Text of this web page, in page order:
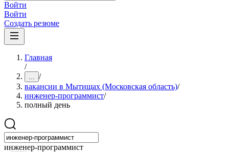
Войти
Войти
Создать резюме
Главная
/
... /
вакансии в Мытищах (Московская область)/
инженер-программист/
полный день
инженер-программист